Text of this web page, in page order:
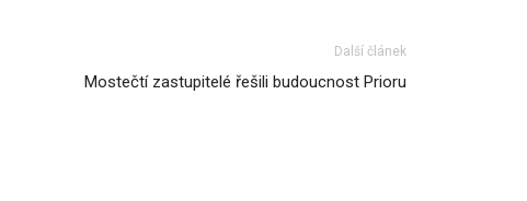
Další článek
Mostečtí zastupitelé řešili budoucnost Prioru